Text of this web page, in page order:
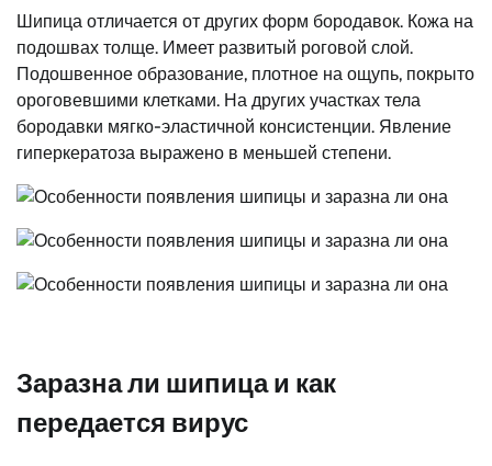
Шипица отличается от других форм бородавок. Кожа на
подошвах толще. Имеет развитый роговой слой.
Подошвенное образование, плотное на ощупь, покрыто
ороговевшими клетками. На других участках тела
бородавки мягко-эластичной консистенции. Явление
гиперкератоза выражено в меньшей степени.
Заразна ли шипица и как
передается вирус